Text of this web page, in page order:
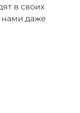
в своих
нами даже